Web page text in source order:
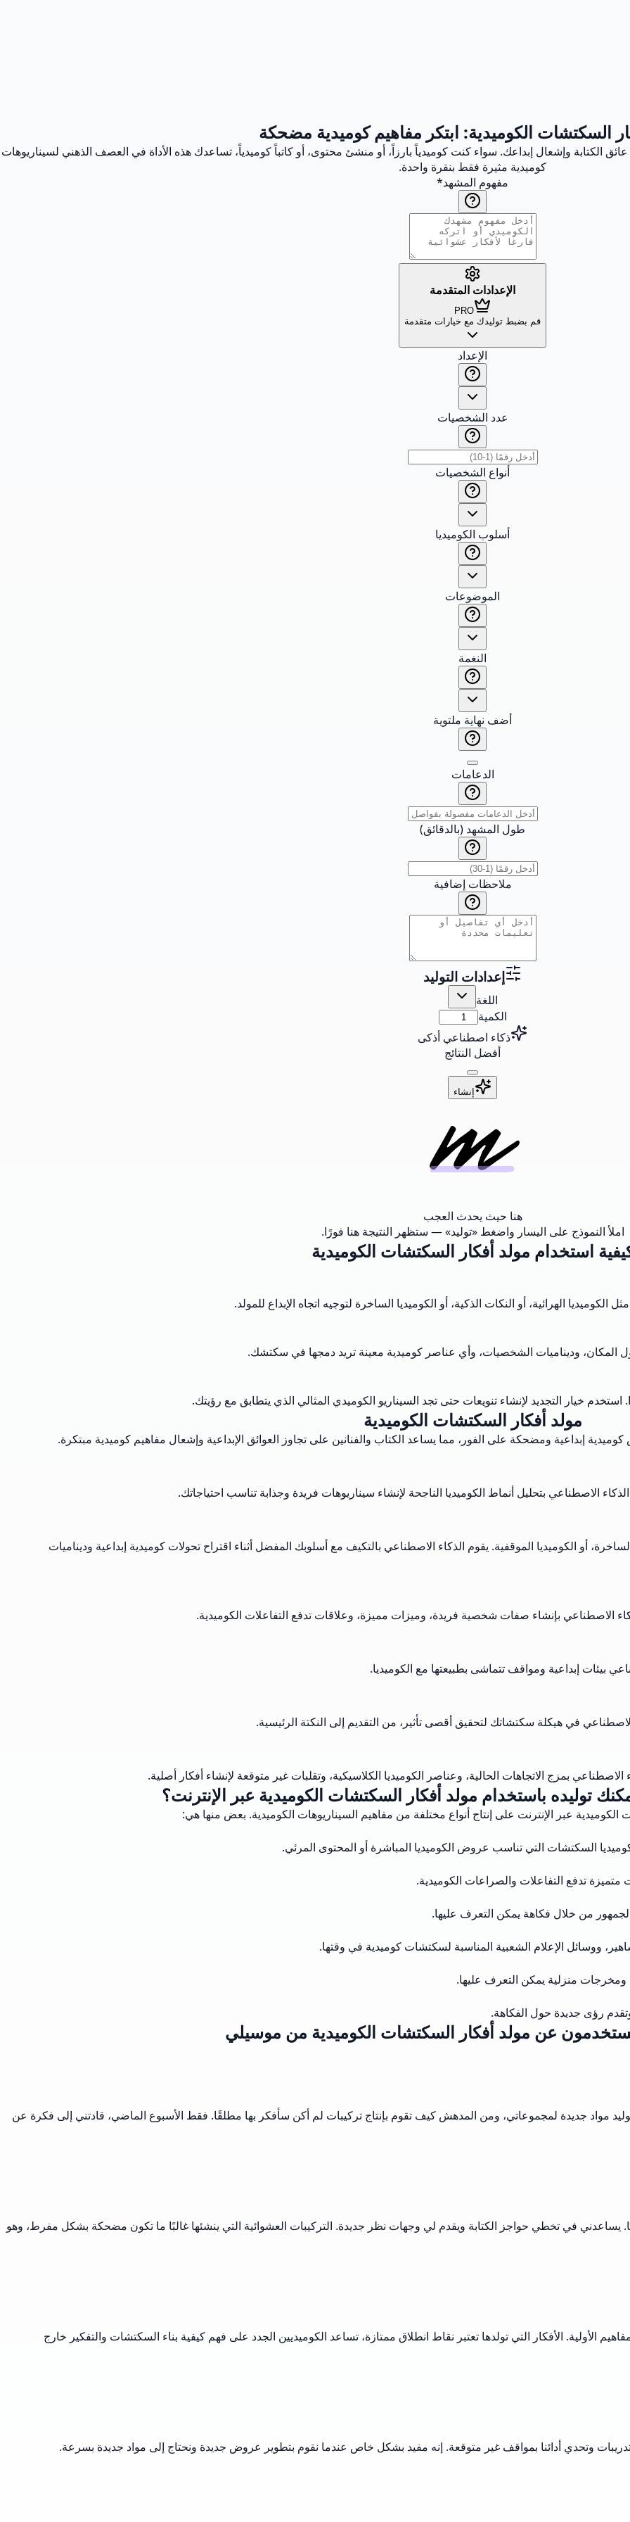
السكتشات الكوميدية: ابتكر مفاهيم كوميدية مضحكة
الكتابة وإشعال إبداعك. سواء كنت كوميدياً بارزاً، أو منشئ محتوى، أو كاتباً كوميدياً، تساعدك هذه الأداة في العصف الذهني لسيناريوهات
كوميدية مثيرة فقط بنقرة واحدة.
مفهوم المشهد*
الإعدادات المتقدمة
PRO
قم بضبط توليدك مع خيارات متقدمة
الإعداد
عدد الشخصيات
أنواع الشخصيات
أسلوب الكوميديا
الموضوعات
النغمة
أضف نهاية ملتوية
الدعامات
طول المشهد (بالدقائق)
ملاحظات إضافية
إعدادات التوليد
اللغة
الكمية
ذكاء اصطناعي أذكى
أفضل النتائج
إنشاء
هنا حيث يحدث العجب
املأ النموذج على اليسار واضغط «توليد» — ستظهر النتيجة هنا فورًا.
استخدام مولد أفكار السكتشات الكوميدية
الهرائية، أو النكات الذكية، أو الكوميديا الساخرة لتوجيه اتجاه الإبداع للمولد.
المكان، وديناميات الشخصيات، وأي عناصر كوميدية معينة تريد دمجها في سكتشك.
خيار التجديد لإنشاء تنويعات حتى تجد السيناريو الكوميدي المثالي الذي يتطابق مع رؤيتك.
مولد أفكار السكتشات الكوميدية
إبداعية ومضحكة على الفور، مما يساعد الكتاب والفنانين على تجاوز العوائق الإبداعية وإشعال مفاهيم كوميدية مبتكرة.
الاصطناعي بتحليل أنماط الكوميديا الناجحة لإنشاء سيناريوهات فريدة وجذابة تناسب احتياجاتك.
الساخرة، أو الكوميديا الموقفية. يقوم الذكاء الاصطناعي بالتكيف مع أسلوبك المفضل أثناء اقتراح تحولات كوميدية إبداعية وديناميات
الاصطناعي بإنشاء صفات شخصية فريدة، وميزات مميزة، وعلاقات تدفع التفاعلات الكوميدية.
بيئات إبداعية ومواقف تتماشى بطبيعتها مع الكوميديا.
في هيكلة سكتشاتك لتحقيق أقصى تأثير، من التقديم إلى النكتة الرئيسية.
بمزج الاتجاهات الحالية، وعناصر الكوميديا الكلاسيكية، وتقلبات غير متوقعة لإنشاء أفكار أصلية.
توليده باستخدام مولد أفكار السكتشات الكوميدية عبر الإنترنت؟
عبر الإنترنت على إنتاج أنواع مختلفة من مفاهيم السيناريوهات الكوميدية. بعض منها هي:
السكتشات التي تناسب عروض الكوميديا المباشرة أو المحتوى المرئي.
تدفع التفاعلات والصراعات الكوميدية.
من خلال فكاهة يمكن التعرف عليها.
ووسائل الإعلام الشعبية المناسبة لسكتشات كوميدية في وقتها.
منزلية يمكن التعرف عليها.
رؤى جديدة حول الفكاهة.
عن مولد أفكار السكتشات الكوميدية من موسيلي
مواد جديدة لمجموعاتي، ومن المدهش كيف تقوم بإنتاج تركيبات لم أكن سأفكر بها مطلقًا. فقط الأسبوع الماضي، قادتني إلى فكرة عن
يساعدني في تخطي حواجز الكتابة ويقدم لي وجهات نظر جديدة. التركيبات العشوائية التي ينشئها غالبًا ما تكون مضحكة بشكل مفرط، وهو
الأولية. الأفكار التي تولدها تعتبر نقاط انطلاق ممتازة، تساعد الكوميديين الجدد على فهم كيفية بناء السكتشات والتفكير خارج
وتحدي أدائنا بمواقف غير متوقعة. إنه مفيد بشكل خاص عندما نقوم بتطوير عروض جديدة ونحتاج إلى مواد جديدة بسرعة.